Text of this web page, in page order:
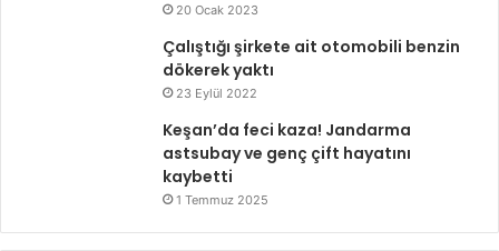
20 Ocak 2023
Çalıştığı şirkete ait otomobili benzin
dökerek yaktı
23 Eylül 2022
Keşan’da feci kaza! Jandarma
astsubay ve genç çift hayatını
kaybetti
1 Temmuz 2025